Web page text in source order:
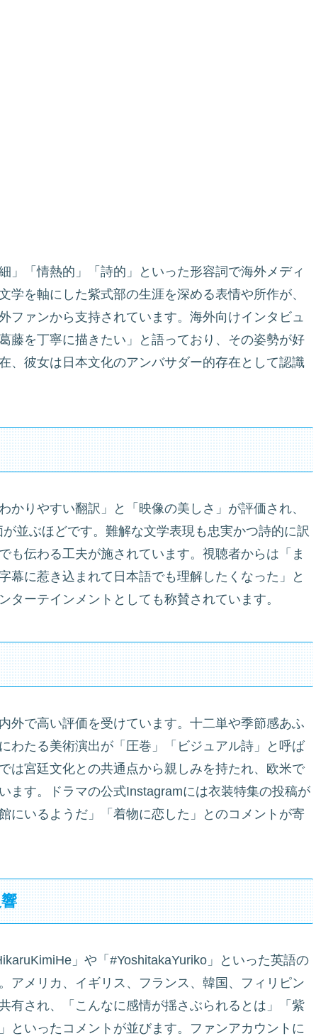
」「情熱的」「詩的」といった形容詞で海外メディ
学を軸にした紫式部の生涯を深める表情や所作が、
ファンから支持されています。海外向けインタビュ
藤を丁寧に描きたい」と語っており、その姿勢が好
、彼女は日本文化のアンバサダー的存在として認識
かりやすい翻訳」と「映像の美しさ」が評価され、
並ぶほどです。難解な文学表現も忠実かつ詩的に訳
も伝わる工夫が施されています。視聴者からは「ま
幕に惹き込まれて日本語でも理解したくなった」と
ターテインメントとしても称賛されています。
外で高い評価を受けています。十二単や季節感あふ
わたる美術演出が「圧巻」「ビジュアル詩」と呼ば
は宮廷文化との共通点から親しみを持たれ、欧米で
ます。ドラマの公式Instagramには衣装特集の投稿が
にいるようだ」「着物に恋した」とのコメントが寄
」や「#YoshitakaYuriko」といった英語の
アメリカ、イギリス、フランス、韓国、フィリピン
有され、「こんなに感情が揺さぶられるとは」「紫
といったコメントが並びます。ファンアカウントに